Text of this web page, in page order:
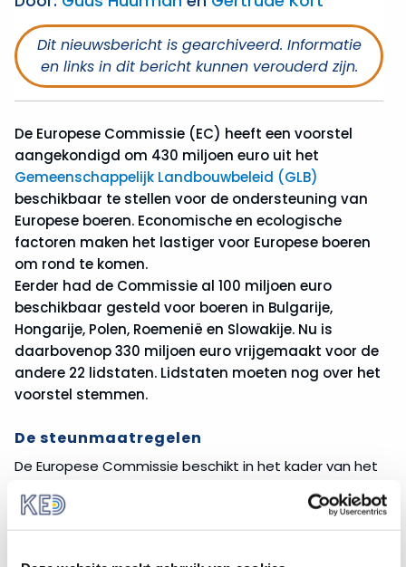
Dit nieuwsbericht is gearchiveerd. Informatie
en links in dit bericht kunnen verouderd zijn.
De Europese Commissie (EC) heeft een voorstel
aangekondigd om 430 miljoen euro uit het
Gemeenschappelijk Landbouwbeleid (GLB)
beschikbaar te stellen voor de ondersteuning van
Europese boeren. Economische en ecologische
factoren maken het lastiger voor Europese boeren
om rond te komen.
Eerder had de Commissie al 100 miljoen euro
beschikbaar gesteld voor boeren in Bulgarije,
Hongarije, Polen, Roemenië en Slowakije. Nu is
daarbovenop 330 miljoen euro vrijgemaakt voor de
andere 22 lidstaten. Lidstaten moeten nog over het
voorstel stemmen.
De steunmaatregelen
De Europese Commissie beschikt in het kader van het
om boeren te ondersteunen. Ze doet nu een nieuw
voorstel om daar gebruik van te maken. In dit geval